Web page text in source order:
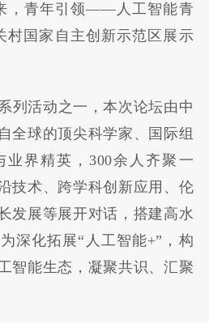
，青年引领——人工智能青
村国家自主创新示范区展示
列活动之一，本次论坛由中
全球的顶尖科学家、国际组
界精英，300余人齐聚一
技术、跨学科创新应用、伦
发展等展开对话，搭建高水
深化拓展“人工智能+”，构
智能生态，凝聚共识、汇聚